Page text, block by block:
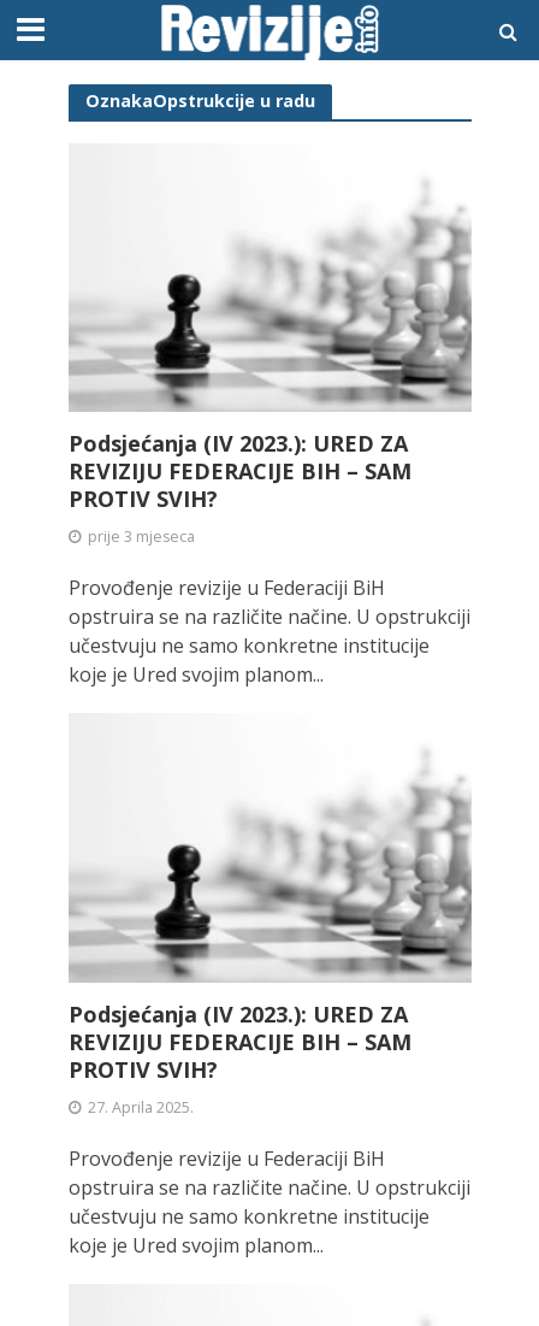
OznakaOpstrukcije u radu
Podsjećanja (IV 2023.): URED ZA
REVIZIJU FEDERACIJE BIH – SAM
PROTIV SVIH?
prije 3 mjeseca
Provođenje revizije u Federaciji BiH
opstruira se na različite načine. U opstrukciji
učestvuju ne samo konkretne institucije
koje je Ured svojim planom...
Podsjećanja (IV 2023.): URED ZA
REVIZIJU FEDERACIJE BIH – SAM
PROTIV SVIH?
27. Aprila 2025.
Provođenje revizije u Federaciji BiH
opstruira se na različite načine. U opstrukciji
učestvuju ne samo konkretne institucije
koje je Ured svojim planom...